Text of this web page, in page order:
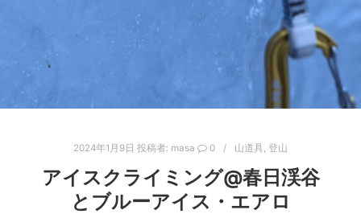
2024年1月9日 投稿者: masa 0 山道具, 登山
アイスクライミング@春日渓谷
とブルーアイス・エアロ